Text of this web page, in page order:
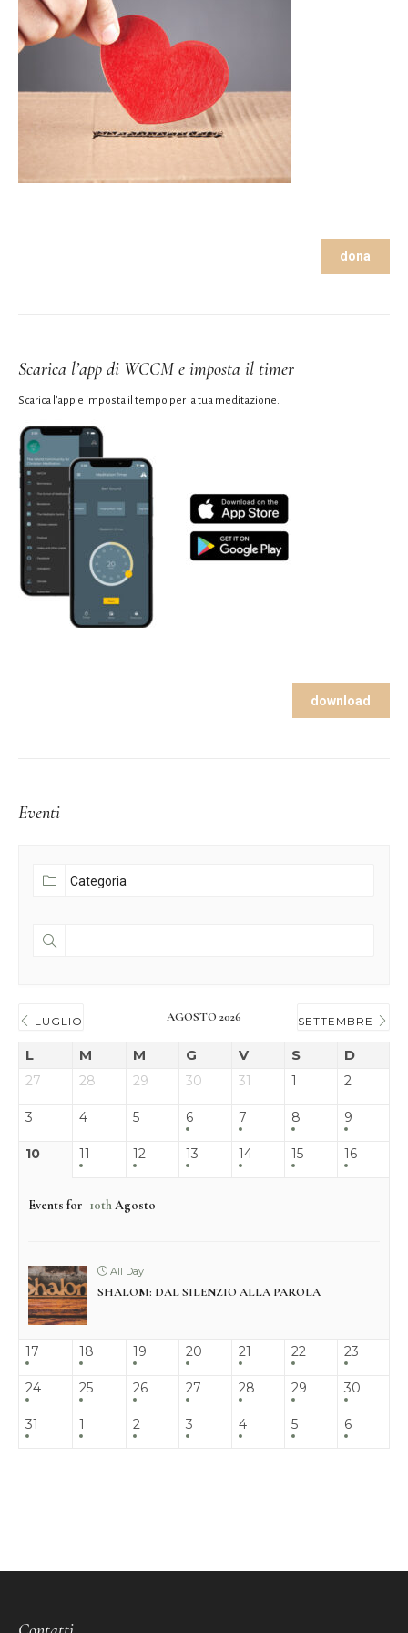
dona
Scarica l’app di WCCM e imposta il timer
Scarica l’app e imposta il tempo per la tua meditazione.
download
Eventi
LUGLIO AGOSTO 2026 SETTEMBRE
L M M G V S D
27 28 29 30 31 1 2
3 4 5 6 7 8 9
10 11 12 13 14 15 16
Events for 10thAgosto
All Day
SHALOM: DAL SILENZIO ALLA PAROLA
17 18 19 20 21 22 23
24 25 26 27 28 29 30
31 1 2 3 4 5 6